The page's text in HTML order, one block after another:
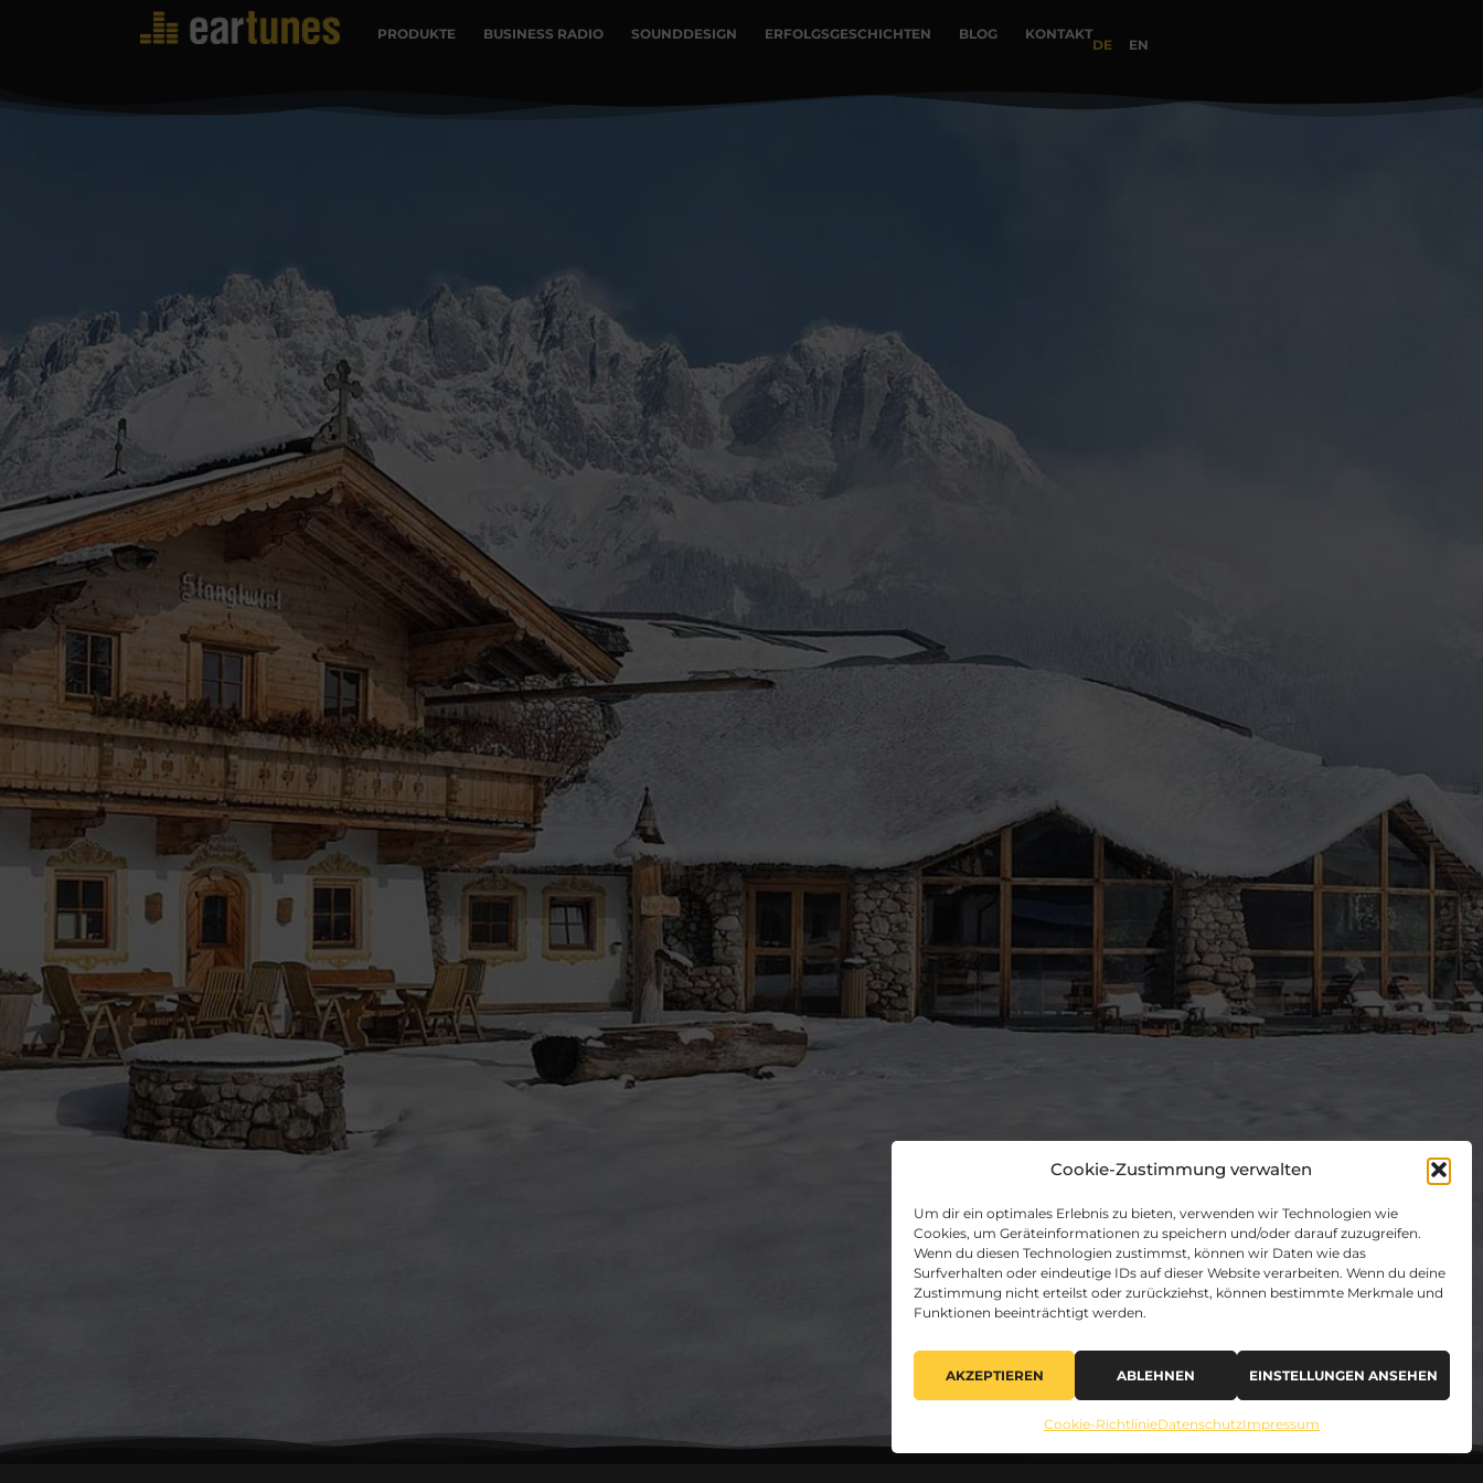
Cookie-Zustimmung verwalten
Um dir ein optimales Erlebnis zu bieten, verwenden wir Technologien wie
Cookies, um Geräteinformationen zu speichern und/oder darauf zuzugreifen.
Wenn du diesen Technologien zustimmst, können wir Daten wie das
Surfverhalten oder eindeutige IDs auf dieser Website verarbeiten. Wenn du deine
Zustimmung nicht erteilst oder zurückziehst, können bestimmte Merkmale und
Funktionen beeinträchtigt werden.
AKZEPTIEREN ABLEHNEN EINSTELLUNGEN ANSEHEN
Cookie-RichtlinieDatenschutzImpressum
PRODUKTE BUSINESS RADIO SOUNDDESIGN ERFOLGSGESCHICHTEN BLOG KONTAKT
DE EN